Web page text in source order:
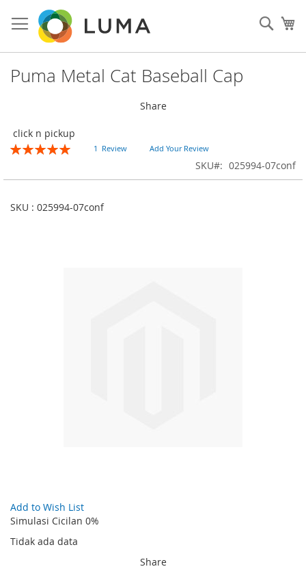
to
Content
Puma Metal Cat Baseball Cap
Share
click n pickup
Rating:
1 Review Add Your Review
SKU 025994-07conf
SKU : 025994-07conf
Skip
to
beginning
Add to Wish List
Simulasi Cicilan 0%
Tidak ada data
Share